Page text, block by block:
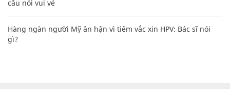
câu nói vui vẻ
Hàng ngàn người Mỹ ân hận vì tiêm vắc xin HPV: Bác sĩ nói
gì?